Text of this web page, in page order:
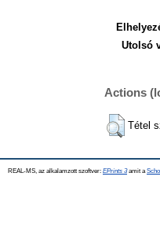
Utolsó
Actions
Tétel
REAL-MS, az alkalamzott szoftver: EPrints 3amit a